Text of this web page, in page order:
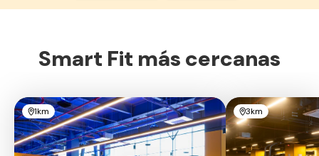
Smart Fit más cercanas
1km 3km